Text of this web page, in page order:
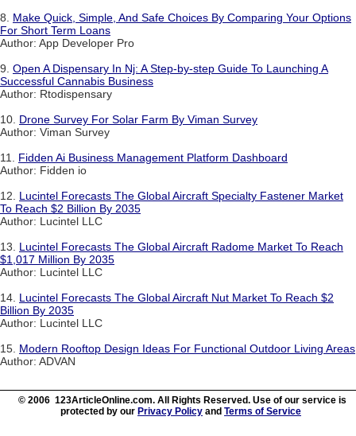
8. Make Quick, Simple, And Safe Choices By Comparing Your Options
For Short Term Loans
Author: App Developer Pro
9. Open A Dispensary In Nj: A Step-by-step Guide To Launching A
Successful Cannabis Business
Author: Rtodispensary
10. Drone Survey For Solar Farm By Viman Survey
Author: Viman Survey
11. Fidden Ai Business Management Platform Dashboard
Author: Fidden io
12. Lucintel Forecasts The Global Aircraft Specialty Fastener Market
To Reach $2 Billion By 2035
Author: Lucintel LLC
13. Lucintel Forecasts The Global Aircraft Radome Market To Reach
$1,017 Million By 2035
Author: Lucintel LLC
14. Lucintel Forecasts The Global Aircraft Nut Market To Reach $2
Billion By 2035
Author: Lucintel LLC
15. Modern Rooftop Design Ideas For Functional Outdoor Living Areas
Author: ADVAN
© 2006 123ArticleOnline.com. All Rights Reserved. Use of our service is
protected by our Privacy Policy and Terms of Service